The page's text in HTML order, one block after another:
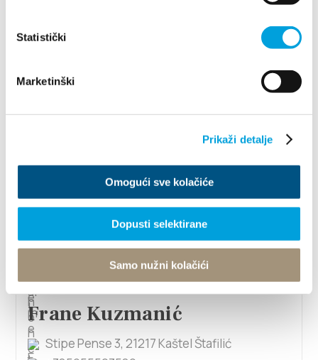
Statistički
Marketinški
Prikaži detalje
Omogući sve kolačiće
Dopusti selektirane
Samo nužni kolačići
Frane Benutić
+385915829054
Frane Biočić
Njiva Sv Petra 72, 21217 Kaštel Štafilić
+385913655822
etkfrbi@gmail.com
Frane Kuzmanić
Stipe Pense 3, 21217 Kaštel Štafilić